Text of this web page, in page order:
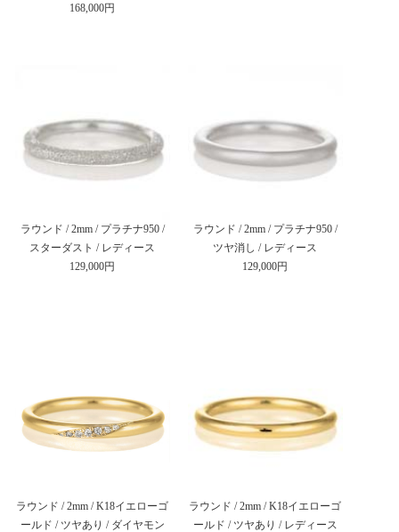
168,000円
ラウンド / 2mm / プラチナ950 /
スターダスト / レディース
129,000円
ラウンド / 2mm / プラチナ950 /
ツヤ消し / レディース
129,000円
ラウンド / 2mm / K18イエローゴ
ールド / ツヤあり / ダイヤモン
ラウンド / 2mm / K18イエローゴ
ールド / ツヤあり / レディース